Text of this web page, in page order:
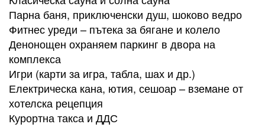
Парна баня, приключенски душ, шоково ведро
Фитнес уреди – пътека за бягане и колело
Денонощен охраняем паркинг в двора на
комплекса
Игри (карти за игра, табла, шах и др.)
Електрическа кана, ютия, сешоар – вземане от
хотелска рецепция
Курортна такса и ДДС